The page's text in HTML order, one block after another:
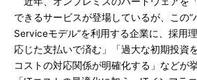
できるサービスが登場しているが、この
Serviceモデル”を利用する企業に、採用
応じた支払いで済む」「過大な初期投資
コストの対応関係が明確化する」などが